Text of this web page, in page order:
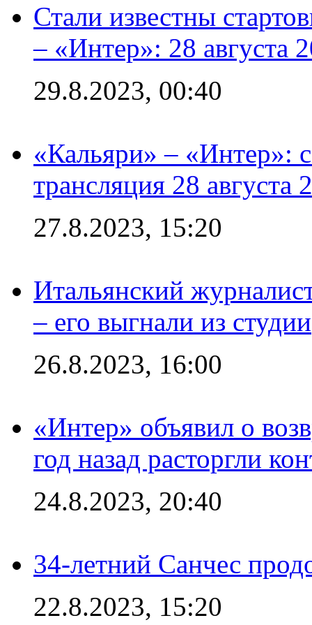
Стали известны
– «Интер»: 28 августа
29.8.2023, 00:40
«Кальяри» – «Интер»:
трансляция 28 августа
27.8.2023, 15:20
Итальянский
– его выгнали из студии
26.8.2023, 16:00
«Интер» объявил о
год назад расторгли
24.8.2023, 20:40
34-летний Санчес
22.8.2023, 15:20